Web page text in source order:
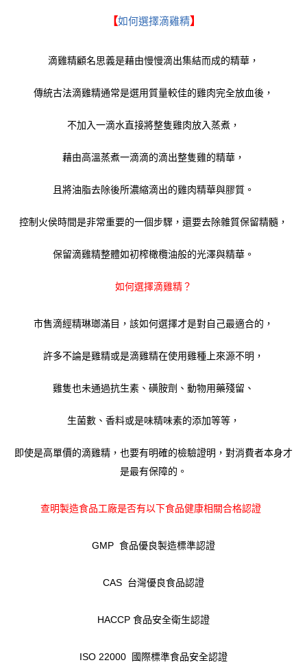
【如何選擇滴雞精】
滴雞精顧名思義是藉由慢慢滴出集結而成的精華，
傳統古法滴雞精通常是選用質量較佳的雞肉完全放血後，
不加入一滴水直接將整隻雞肉放入蒸煮，
藉由高溫蒸煮一滴滴的滴出整隻雞的精華，
且將油脂去除後所濃縮滴出的雞肉精華與膠質。
控制火侯時間是非常重要的一個步驟，還要去除雜質保留精髓，
保留滴雞精整體如初榨橄欖油般的光澤與精華。
如何選擇滴雞精？
市售滴經精琳瑯滿目，該如何選擇才是對自己最適合的，
許多不論是雞精或是滴雞精在使用雞種上來源不明，
雞隻也未通過抗生素、磺胺劑、動物用藥殘留、
生菌數、香料或是味精味素的添加等等，
即使是高單價的滴雞精，也要有明確的檢驗證明，對消費者本身才
是最有保障的。
查明製造食品工廠是否有以下食品健康相關合格認證
GMP 食品優良製造標準認證
CAS 台灣優良食品認證
HACCP 食品安全衛生認證
ISO 22000 國際標準食品安全認證